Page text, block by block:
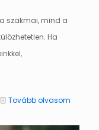
szakmai, mind a
Ha
Tovább olvasom